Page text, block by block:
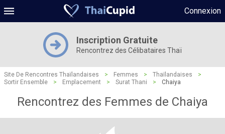
Connexion
Inscription Gratuite
Rencontrez des Célibataires Thaï
Site De Rencontres Thaïlandaises > Femmes > Thaïlandaises
>
Sortir Ensemble
> Emplacement > Surat Thani > Chaiya
Rencontrez des Femmes de Chaiya